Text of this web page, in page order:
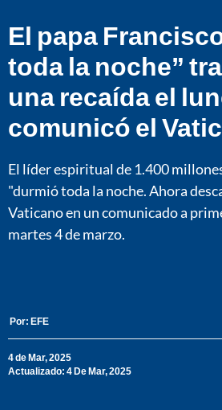
El papa
toda la noche”
una recaída el
comunicó el
El líder espiritual de 1.400
"durmió toda la noche. Ahora
Vaticano en un comunicado a
martes 4 de marzo.
Por: EFE
4 de Mar, 2025
Actualizado: 4 De Mar, 2025